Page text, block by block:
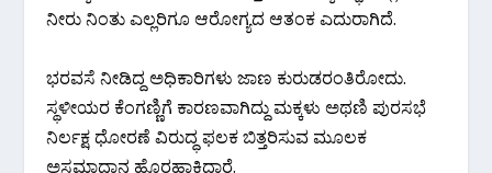
ನೀರು ನಿಂತು ಎಲ್ಲರಿಗೂ ಆರೋಗ್ಯದ ಆತಂಕ ಎದುರಾಗಿದೆ.
ಭರವಸೆ ನೀಡಿದ್ದ ಅಧಿಕಾರಿಗಳು ಜಾಣ ಕುರುಡರಂತಿರೋದು.
ಸ್ಥಳೀಯರ ಕೆಂಗಣ್ಣಿಗೆ ಕಾರಣವಾಗಿದ್ದು ಮಕ್ಕಳು ಅಥಣಿ ಪುರಸಭೆ
ನಿರ್ಲಕ್ಷ ಧೋರಣೆ ವಿರುದ್ಧ ಫಲಕ ಬಿತ್ತರಿಸುವ ಮೂಲಕ
ಅಸಮಾಧಾನ ಹೊರಹಾಕಿದ್ದಾರೆ.